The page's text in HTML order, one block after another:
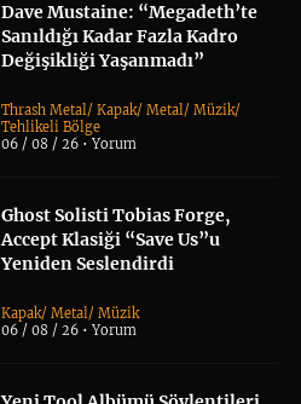
Dave Mustaine: “Megadeth’te
Sanıldığı Kadar Fazla Kadro
Değişikliği Yaşanmadı”
Thrash Metal/Kapak/Metal/Müzik/
Tehlikeli Bölge
06 / 08 / 26 •Yorum
Ghost Solisti Tobias Forge,
Accept Klasiği “Save Us”u
Yeniden Seslendirdi
Kapak/Metal/Müzik
06 / 08 / 26 •Yorum